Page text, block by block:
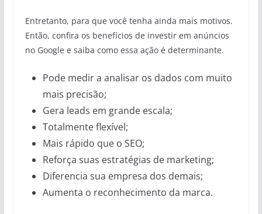
Entretanto, para que você tenha ainda mais motivos.
Então, confira os benefícios de investir em anúncios
no Google e saiba como essa ação é determinante.
Pode medir a analisar os dados com muito
mais precisão;
Gera leads em grande escala;
Totalmente flexível;
Mais rápido que o SEO;
Reforça suas estratégias de marketing;
Diferencia sua empresa dos demais;
Aumenta o reconhecimento da marca.